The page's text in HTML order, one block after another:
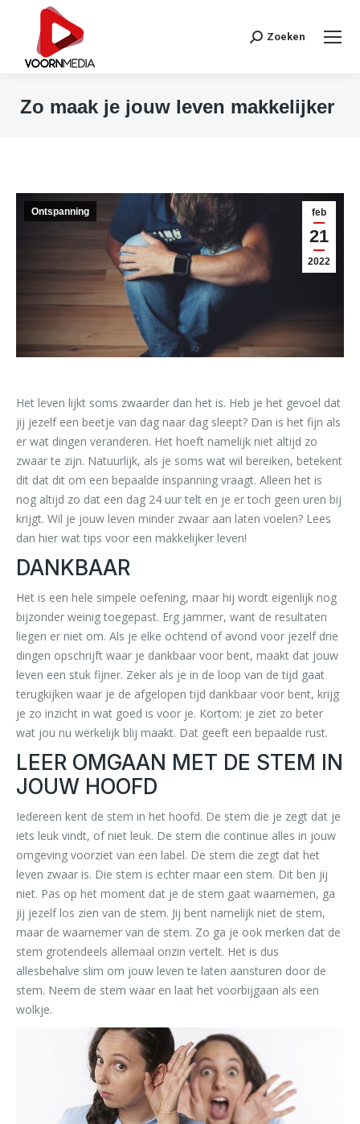
Search:Zoeken
Zo maak je jouw leven makkelijker
feb
21
2022
Ontspanning
Het leven lijkt soms zwaarder dan het is. Heb je het gevoel dat
jij jezelf een beetje van dag naar dag sleept? Dan is het fijn als
er wat dingen veranderen. Het hoeft namelijk niet altijd zo
zwaar te zijn. Natuurlijk, als je soms wat wil bereiken, betekent
dit dat dit om een bepaalde inspanning vraagt. Alleen het is
nog altijd zo dat een dag 24 uur telt en je er toch geen uren bij
krijgt. Wil je jouw leven minder zwaar aan laten voelen? Lees
dan hier wat tips voor een makkelijker leven!
DANKBAAR
Het is een hele simpele oefening, maar hij wordt eigenlijk nog
bijzonder weinig toegepast. Erg jammer, want de resultaten
liegen er niet om. Als je elke ochtend of avond voor jezelf drie
dingen opschrijft waar je dankbaar voor bent, maakt dat jouw
leven een stuk fijner. Zeker als je in de loop van de tijd gaat
terugkijken waar je de afgelopen tijd dankbaar voor bent, krijg
je zo inzicht in wat goed is voor je. Kortom: je ziet zo beter
wat jou nu werkelijk blij maakt. Dat geeft een bepaalde rust.
LEER OMGAAN MET DE STEM IN
JOUW HOOFD
Iedereen kent de stem in het hoofd. De stem die je zegt dat je
iets leuk vindt, of niet leuk. De stem die continue alles in jouw
omgeving voorziet van een label. De stem die zegt dat het
leven zwaar is. Die stem is echter maar een stem. Dit ben jij
niet. Pas op het moment dat je de stem gaat waarnemen, ga
jij jezelf los zien van de stem. Jij bent namelijk niet de stem,
maar de waarnemer van de stem. Zo ga je ook merken dat de
stem grotendeels allemaal onzin vertelt. Het is dus
allesbehalve slim om jouw leven te laten aansturen door de
stem. Neem de stem waar en laat het voorbijgaan als een
wolkje.